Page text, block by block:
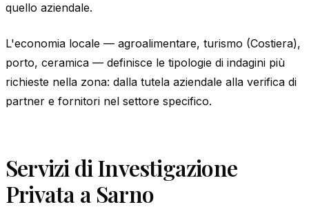
quello aziendale.
L'economia locale — agroalimentare, turismo (Costiera),
porto, ceramica — definisce le tipologie di indagini più
richieste nella zona: dalla tutela aziendale alla verifica di
partner e fornitori nel settore specifico.
Servizi di Investigazione
Privata a Sarno